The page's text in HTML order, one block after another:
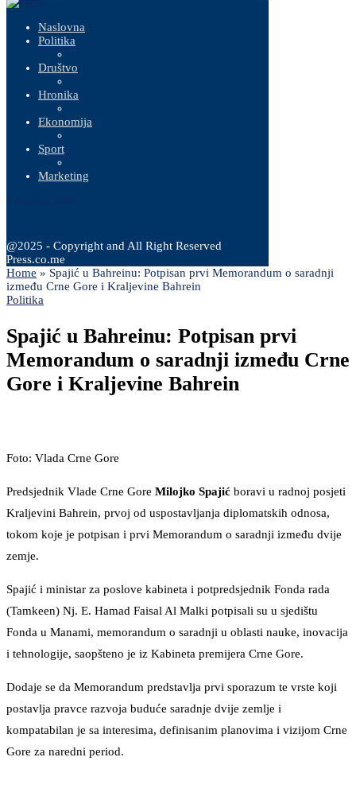
Naslovna
Politika
Društvo
Hronika
Ekonomija
Sport
Marketing
@2025 - Copyright and All Right Reserved
Press.co.me
Home » Spajić u Bahreinu: Potpisan prvi Memorandum o saradnji
između Crne Gore i Kraljevine Bahrein
Politika
Spajić u Bahreinu: Potpisan prvi
Memorandum o saradnji između Crne
Gore i Kraljevine Bahrein
Foto: Vlada Crne Gore
Predsjednik Vlade Crne Gore Milojko Spajić boravi u radnoj posjeti
Kraljevini Bahrein, prvoj od uspostavljanja diplomatskih odnosa,
tokom koje je potpisan i prvi Memorandum o saradnji između dvije
zemje.
Spajić i ministar za poslove kabineta i potpredsjednik Fonda rada
(Tamkeen) Nj. E. Hamad Faisal Al Malki potpisali su u sjedištu
Fonda u Manami, memorandum o saradnji u oblasti nauke, inovacija
i tehnologije, saopšteno je iz Kabineta premijera Crne Gore.
Dodaje se da Memorandum predstavlja prvi sporazum te vrste koji
postavlja pravce razvoja buduće saradnje dvije zemlje i
kompatabilan je sa interesima, definisanim planovima i vizijom Crne
Gore za naredni period.